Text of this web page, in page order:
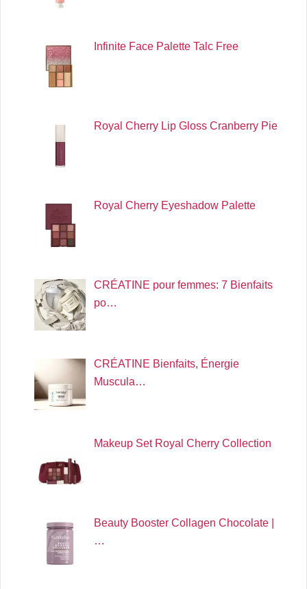
Infinite Face Palette Talc Free
Royal Cherry Lip Gloss Cranberry Pie
Royal Cherry Eyeshadow Palette
CRÉATINE pour femmes: 7 Bienfaits
po…
CRÉATINE Bienfaits, Énergie
Muscula…
Makeup Set Royal Cherry Collection
Beauty Booster Collagen Chocolate |
…